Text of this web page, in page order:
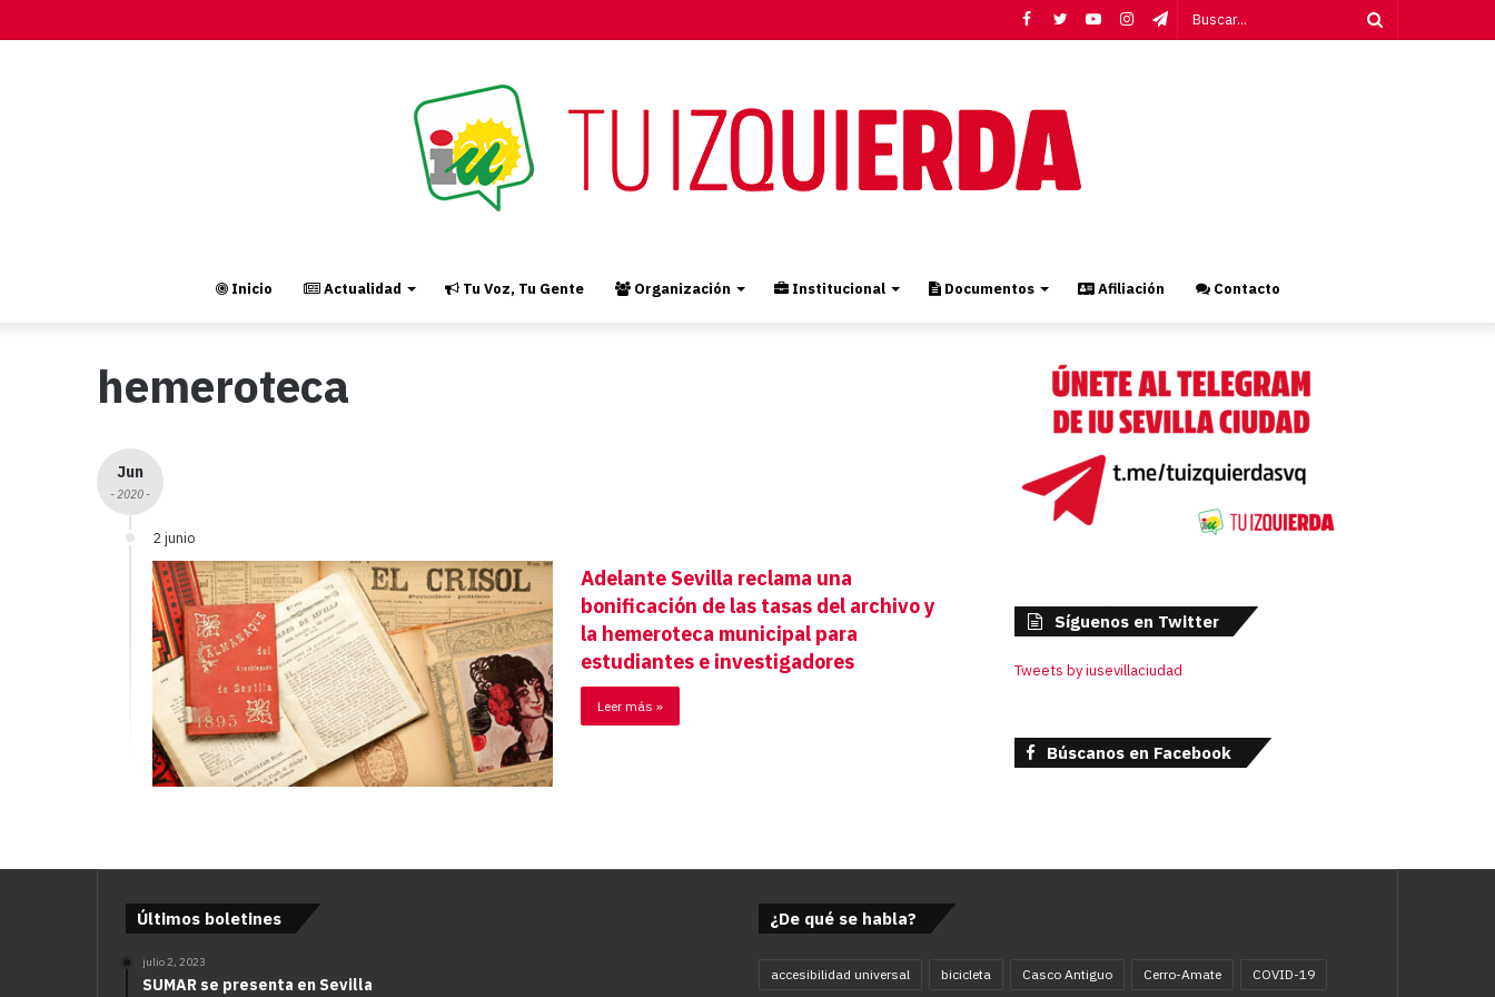
Telegram
Instagram
YouTube
Twitter
Facebook
Inicio Actualidad Tu Voz, Tu Gente Organización Institucional Documentos Afiliación Contacto
hemeroteca
Jun
- 2020 -
2 junio
Adelante Sevilla reclama una
bonificación de las tasas del archivo y
la hemeroteca municipal para
estudiantes e investigadores
Leer más »
Síguenos en Twitter
Tweets by iusevillaciudad
Búscanos en Facebook
Últimos boletines
julio 2, 2023
SUMAR se presenta en Sevilla
¿De qué se habla?
accesibilidad universal bicicleta Casco Antiguo Cerro-Amate COVID-19